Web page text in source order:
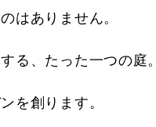
はありません。
る、たった一つの庭。
を創ります。